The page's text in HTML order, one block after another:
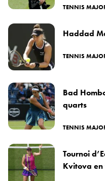
TENNIS
Haddad
TENNIS
Bad
quarts
TENNIS
Tournoi
Kvitova